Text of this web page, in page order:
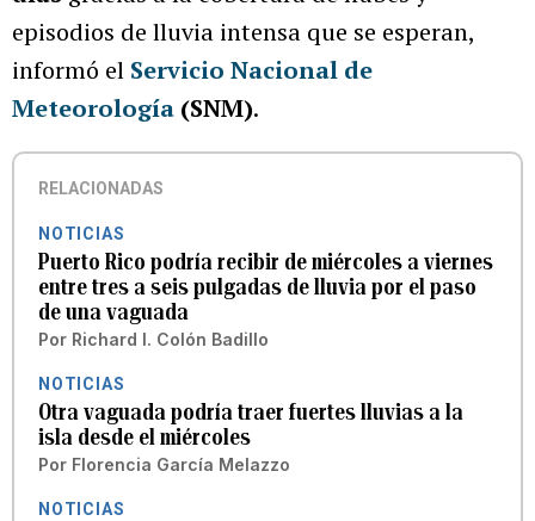
episodios de lluvia intensa que se esperan,
informó el Servicio Nacional de
Meteorología (SNM).
RELACIONADAS
NOTICIAS
Puerto Rico podría recibir de miércoles a viernes
entre tres a seis pulgadas de lluvia por el paso
de una vaguada
Por Richard I. Colón Badillo
NOTICIAS
Otra vaguada podría traer fuertes lluvias a la
isla desde el miércoles
Por Florencia García Melazzo
NOTICIAS